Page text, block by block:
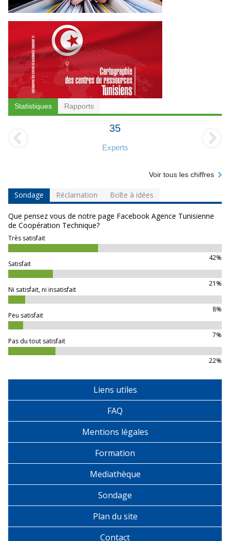
Statistiques Rapports
35
Experts
Voir tous les chiffres
Sondage Réclamation Boîte à idées
Que pensez vous de notre page Facebook Agence Tunisienne
de Coopération Technique?
Très satisfait
42%
Satisfait
21%
Ni satisfait, ni insatisfait
8%
Peu satisfait
7%
Pas du tout satisfait
22%
Liens utiles
FAQ
Mentions légales
Formation
Mediathèque
Sondage
Plan du site
Contact